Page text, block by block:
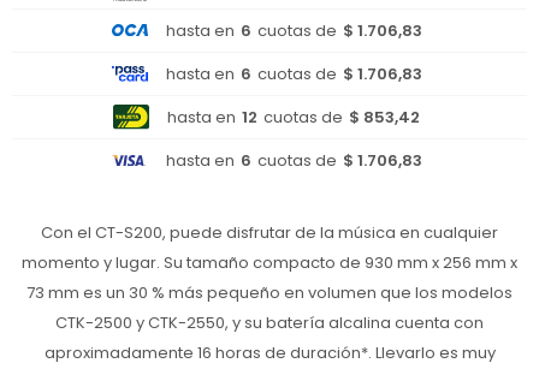
hasta en 6 cuotas de $ 1.706,83
hasta en 6 cuotas de $ 1.706,83
hasta en 12 cuotas de $ 853,42
hasta en 6 cuotas de $ 1.706,83
Con el CT-S200, puede disfrutar de la música en cualquier
momento y lugar. Su tamaño compacto de 930 mm x 256 mm x
73 mm es un 30 % más pequeño en volumen que los modelos
CTK-2500 y CTK-2550, y su batería alcalina cuenta con
aproximadamente 16 horas de duración*. Llevarlo es muy